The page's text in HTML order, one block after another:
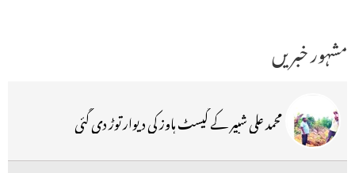
مشہور خبریں
محمد علی شبیر کے گیسٹ ہاوز کی دیوار توڑ دی گئی